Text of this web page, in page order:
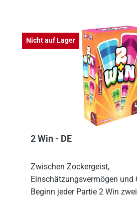
Nicht auf Lager
2 Win - DE
Zwischen Zockergeist,
Einschätzungsvermögen und
Beginn jeder Partie 2 Win